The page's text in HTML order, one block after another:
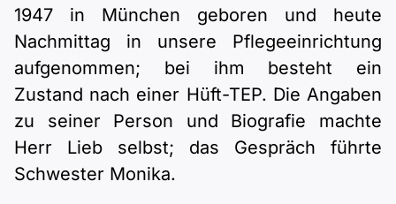
1947 in München geboren und heute
Nachmittag in unsere Pflegeeinrichtung
aufgenommen; bei ihm besteht ein
Zustand nach einer Hüft-TEP. Die Angaben
zu seiner Person und Biografie machte
Herr Lieb selbst; das Gespräch führte
Schwester Monika.